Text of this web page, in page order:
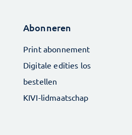
Abonneren
Print abonnement
Digitale edities los
bestellen
KIVI-lidmaatschap